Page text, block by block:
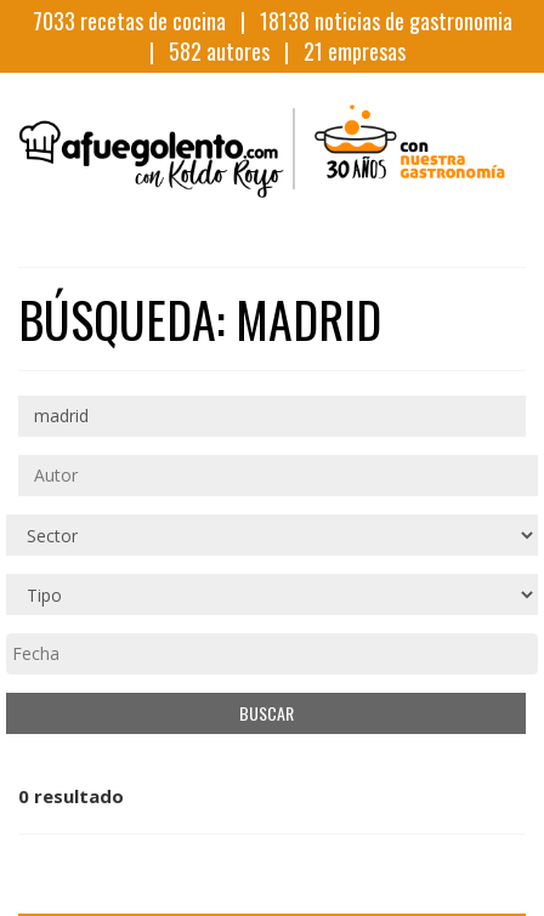
7033 recetas de cocina | 18138 noticias de gastronomia
| 582 autores | 21 empresas
BÚSQUEDA: MADRID
0 resultado